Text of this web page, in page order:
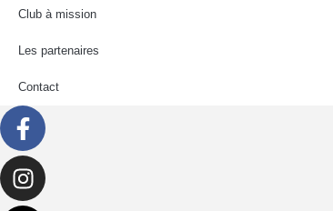
Club à mission
Les partenaires
Contact